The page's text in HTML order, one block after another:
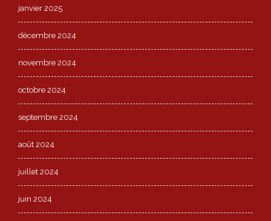
janvier 2025
décembre 2024
novembre 2024
octobre 2024
septembre 2024
août 2024
juillet 2024
juin 2024